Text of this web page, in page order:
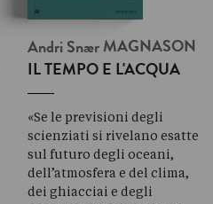
Andri Snær MAGNASON
IL TEMPO E L'ACQUA
«Se le previsioni degli
scienziati si rivelano esatte
sul futuro degli oceani,
dell’atmosfera e del clima,
dei ghiacciai e degli